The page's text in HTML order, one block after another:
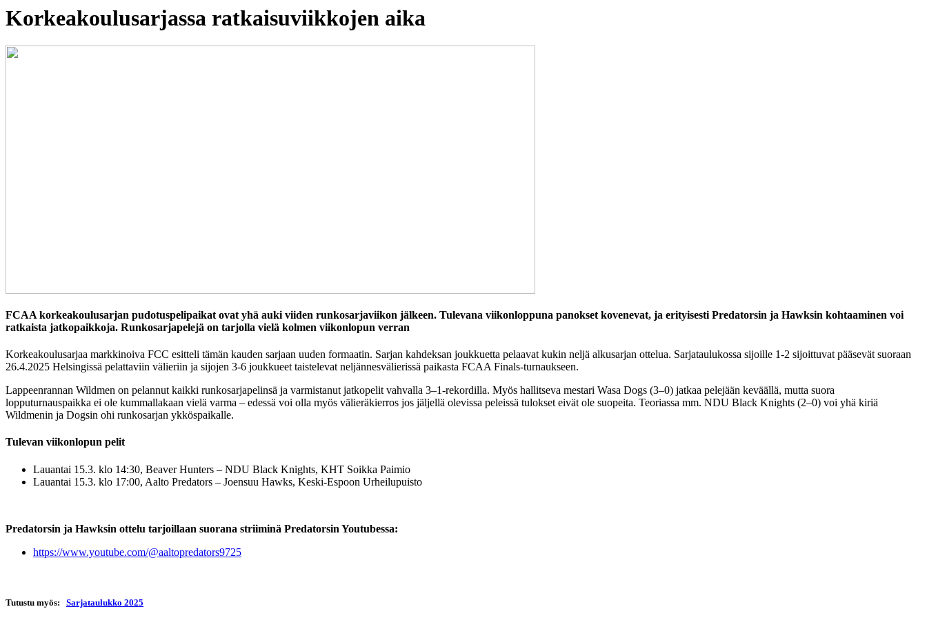
Korkeakoulusarjassa ratkaisuviikkojen aika
FCAA korkeakoulusarjan pudotuspelipaikat ovat yhä auki viiden runkosarjaviikon jälkeen. Tulevana viikonloppuna panokset kovenevat, ja erityisesti Predatorsin ja Hawksin kohtaaminen voi
ratkaista jatkopaikkoja. Runkosarjapelejä on tarjolla vielä kolmen viikonlopun verran
Korkeakoulusarjaa markkinoiva FCC esitteli tämän kauden sarjaan uuden formaatin. Sarjan kahdeksan joukkuetta pelaavat kukin neljä alkusarjan ottelua. Sarjataulukossa sijoille 1-2 sijoittuvat pääsevät suoraan
26.4.2025 Helsingissä pelattaviin välieriin ja sijojen 3-6 joukkueet taistelevat neljännesvälierissä paikasta FCAA Finals-turnaukseen.
Lappeenrannan Wildmen on pelannut kaikki runkosarjapelinsä ja varmistanut jatkopelit vahvalla 3–1-rekordilla. Myös hallitseva mestari Wasa Dogs (3–0) jatkaa pelejään keväällä, mutta suora
lopputurnauspaikka ei ole kummallakaan vielä varma – edessä voi olla myös välieräkierros jos jäljellä olevissa peleissä tulokset eivät ole suopeita. Teoriassa mm. NDU Black Knights (2–0) voi yhä kiriä
Wildmenin ja Dogsin ohi runkosarjan ykköspaikalle.
Tulevan viikonlopun pelit
Lauantai 15.3. klo 14:30, Beaver Hunters – NDU Black Knights, KHT Soikka Paimio
Lauantai 15.3. klo 17:00, Aalto Predators – Joensuu Hawks, Keski-Espoon Urheilupuisto
Predatorsin ja Hawksin ottelu tarjoillaan suorana striiminä Predatorsin Youtubessa:
https://www.youtube.com/@aaltopredators9725
Tutustu myös: Sarjataulukko 2025